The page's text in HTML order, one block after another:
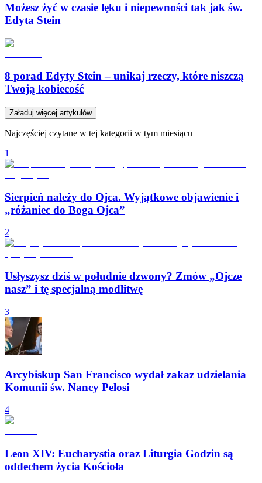
Możesz żyć w czasie lęku i niepewności tak jak św.
Edyta Stein
8 porad Edyty Stein – unikaj rzeczy, które niszczą
Twoją kobiecość
Załaduj więcej artykułów
Najczęściej czytane w tej kategorii w tym miesiącu
1
Sierpień należy do Ojca. Wyjątkowe objawienie i
„różaniec do Boga Ojca”
2
Usłyszysz dziś w południe dzwony? Zmów „Ojcze
nasz” i tę specjalną modlitwę
3
Arcybiskup San Francisco wydał zakaz udzielania
Komunii św. Nancy Pelosi
4
Leon XIV: Eucharystia oraz Liturgia Godzin są
oddechem życia Kościoła